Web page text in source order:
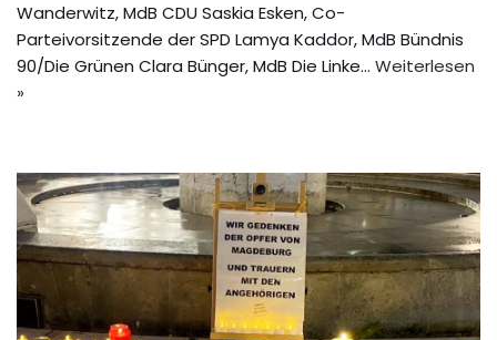
Wanderwitz, MdB CDU Saskia Esken, Co-
Parteivorsitzende der SPD Lamya Kaddor, MdB Bündnis
90/Die Grünen Clara Bünger, MdB Die Linke… Weiterlesen
»